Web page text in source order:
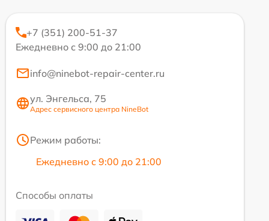
+7 (351) 200-51-37
Ежедневно с 9:00 до 21:00
info@ninebot-repair-center.ru
ул. Энгельса, 75
Адрес сервисного центра NineBot
Режим работы:
Ежедневно с 9:00 до 21:00
Способы оплаты